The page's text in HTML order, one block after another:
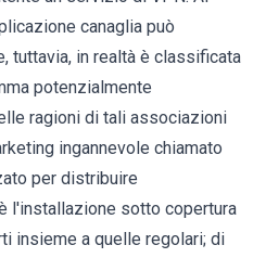
canaglia può
tuttavia, in realtà è classificata
potenzialmente
ragioni di tali associazioni
ingannevole chiamato
per distribuire
l'installazione sotto copertura
insieme a quelle regolari; di